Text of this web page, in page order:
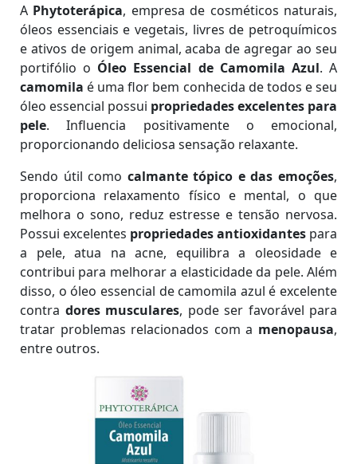
A Phytoterápica, empresa de cosméticos naturais,
óleos essenciais e vegetais, livres de petroquímicos
e ativos de origem animal, acaba de agregar ao seu
portifólio o Óleo Essencial de Camomila Azul. A
camomila é uma flor bem conhecida de todos e seu
óleo essencial possui propriedades excelentes para
pele. Influencia positivamente o emocional,
proporcionando deliciosa sensação relaxante.
Sendo útil como calmante tópico e das emoções,
proporciona relaxamento físico e mental, o que
melhora o sono, reduz estresse e tensão nervosa.
Possui excelentes propriedades antioxidantes para
a pele, atua na acne, equilibra a oleosidade e
contribui para melhorar a elasticidade da pele. Além
disso, o óleo essencial de camomila azul é excelente
contra dores musculares, pode ser favorável para
tratar problemas relacionados com a menopausa,
entre outros.